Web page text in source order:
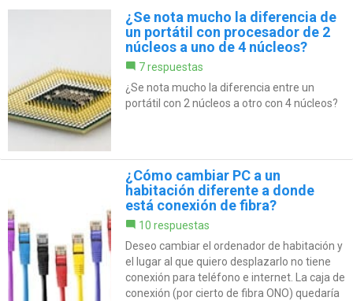
¿Se nota mucho la diferencia de
un portátil con procesador de 2
núcleos a uno de 4 núcleos?
7 respuestas
¿Se nota mucho la diferencia entre un
portátil con 2 núcleos a otro con 4 núcleos?
¿Cómo cambiar PC a un
habitación diferente a donde
está conexión de fibra?
10 respuestas
Deseo cambiar el ordenador de habitación y
el lugar al que quiero desplazarlo no tiene
conexión para teléfono e internet. La caja de
conexión (por cierto de fibra ONO) quedaría